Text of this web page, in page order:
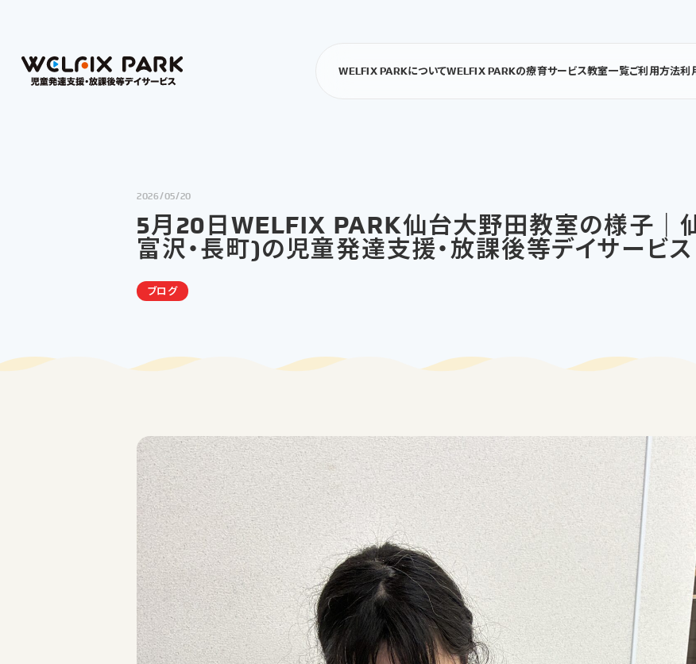
WELFIX PARKについてWELFIX PARKの療育サービス教室一覧ご利用方法利
2026/05/20
5月20日WELFIX PARK仙台大野田教室の様子｜
富沢・長町)の児童発達支援・放課後等デイサービス
ブログ